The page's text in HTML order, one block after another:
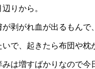
りから。
剥がれ血が出るもん
で、起きたら布団や
は増すばかりなので